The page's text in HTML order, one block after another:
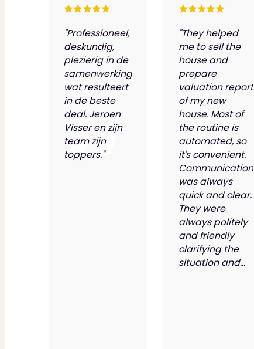
"Professioneel,
deskundig,
plezierig in de
samenwerking
wat resulteert
in de beste
deal. Jeroen
Visser en zijn
team zijn
toppers."
"They helped
me to sell the
house and
prepare
valuation report
of my new
house. Most of
the routine is
automated, so
it's convenient.
Communication
was always
quick and clear.
They were
always politely
and friendly
clarifying the
situation and...